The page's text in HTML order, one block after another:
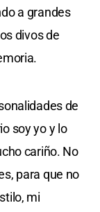
a grandes
divos de
de
soy yo y lo
cariño. No
para que no
mi